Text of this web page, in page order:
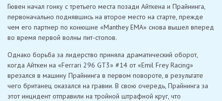
Гювен начал гонку с третьего места позади Айткена и Прайнинга,
первоначально поднявшись на второе место на старте, прежде
чем его партнер по конюшне «Manthey EMA» снова вышел вперед
во время первой волны пит-стопов.
Однако борьба за лидерство приняла драматический оборот,
когда Айткен на «Ferrari 296 GT3» #14 от «Emil Frey Racing»
врезался в машину Прайнинга в первом повороте, в результате
чего британец оказался на гравии. В свою очередь, Прайнинга за
этот инцидент отправили на тройной штрафной круг, что